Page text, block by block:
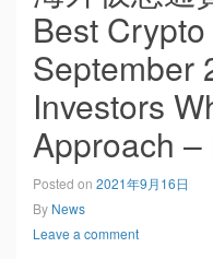
Best
September
Investors
Approach
Posted on 2021年9月16日
By News
Leave a comment